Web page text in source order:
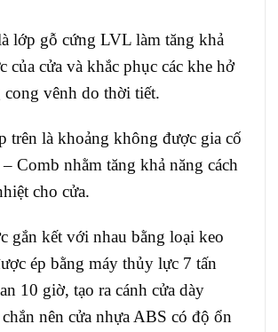
lớp gỗ cứng LVL làm tăng khả
của cửa và khắc phục các khe hở
cong vênh do thời tiết.
trên là khoảng không được gia cố
Comb nhằm tăng khả năng cách
cho cửa.
gắn kết với nhau bằng loại keo
ép bằng máy thủy lực 7 tấn
10 giờ, tạo ra cánh cửa dày
nên cửa nhựa ABS có độ ổn